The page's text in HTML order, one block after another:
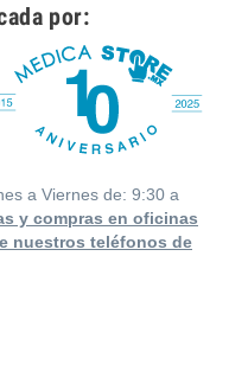
por:
a Viernes de: 9:30 a
y compras en oficinas
nuestros teléfonos de